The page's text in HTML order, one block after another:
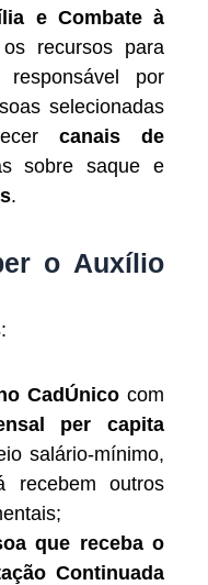
e Combate à
recursos para
responsável por
selecionadas
canais de
sobre saque e
.
o Auxílio
:
CadÚnico com
per capita
salário-mínimo,
recebem outros
que receba o
Continuada